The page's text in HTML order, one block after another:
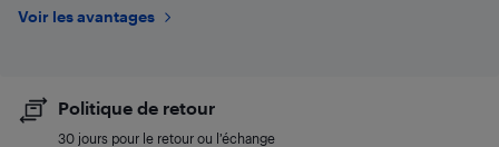
Voir les avantages
Politique de retour
30 jours pour le retour ou l’échange